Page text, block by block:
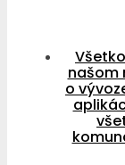
našom
o